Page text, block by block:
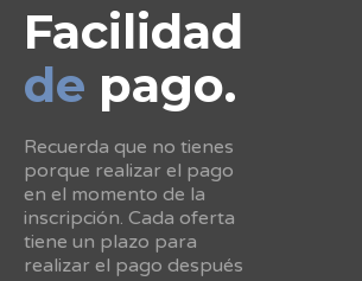
Facilidad
de pago.
Recuerda que no tienes
porque realizar el pago
en el momento de la
inscripción. Cada oferta
tiene un plazo para
realizar el pago después